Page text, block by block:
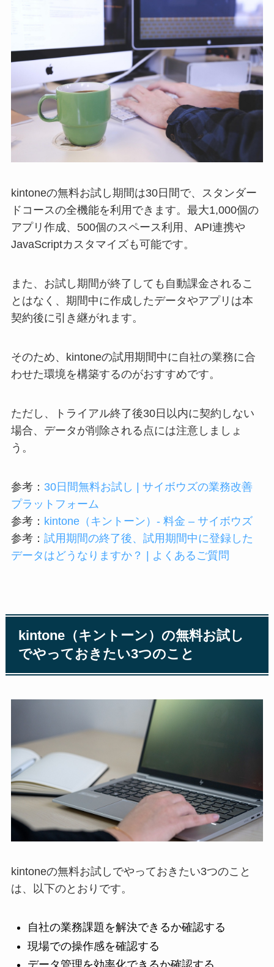
kintoneの無料お試し期間は30日間で、スタンダー
ドコースの全機能を利用できます。最大1,000個の
アプリ作成、500個のスペース利用、API連携や
JavaScriptカスタマイズも可能です。
また、お試し期間が終了しても自動課金されるこ
とはなく、期間中に作成したデータやアプリは本
契約後に引き継がれます。
そのため、kintoneの試用期間中に自社の業務に合
わせた環境を構築するのがおすすめです。
ただし、トライアル終了後30日以内に契約しない
場合、データが削除される点には注意しましょ
う。
参考： 30日間無料お試し | サイボウズの業務改善
プラットフォーム
参考： kintone（キントーン）- 料金 – サイボウズ
参考： 試用期間の終了後、試用期間中に登録した
データはどうなりますか？ | よくあるご質問
kintone（キントーン）の無料お試し
でやっておきたい3つのこと
kintoneの無料お試しでやっておきたい3つのこと
は、以下のとおりです。
自社の業務課題を解決できるか確認する
現場での操作感を確認する